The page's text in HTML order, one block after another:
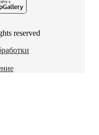
reserved